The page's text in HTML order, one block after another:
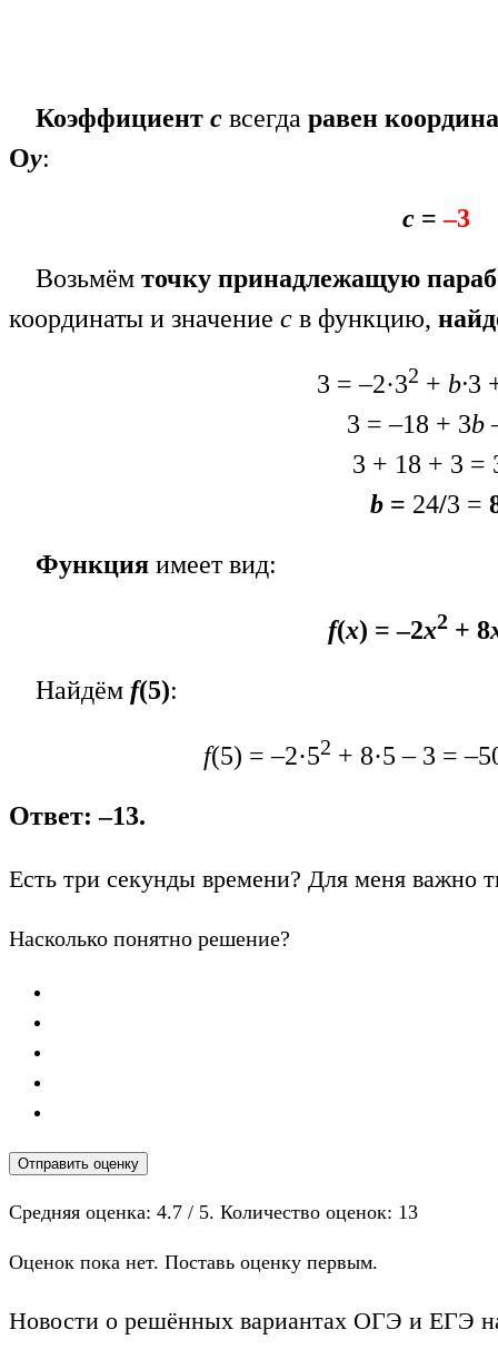
Коэффициент с всегда равен
Оy:
с=–3
Возьмём точку принадлежащую
координаты и значение с в функцию,
3 = –2·32 + b·3
3 = –18 + 3b
3 + 18 + 3 =
b= 24/3 =
Функция имеет вид:
f(x) = –2x2 + 8
Найдём f(5):
f(5) = –2·52 + 8·5 – 3 =
Ответ: –13.
Есть три секунды времени? Для меня важно
Насколько понятно решение?
Отправить оценку
Средняя оценка: 4.7 / 5. Количество оценок: 13
Оценок пока нет. Поставь оценку первым.
Новости о решённых вариантах ОГЭ и ЕГЭ